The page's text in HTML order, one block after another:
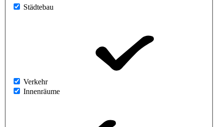
Städtebau
Verkehr
Innenräume